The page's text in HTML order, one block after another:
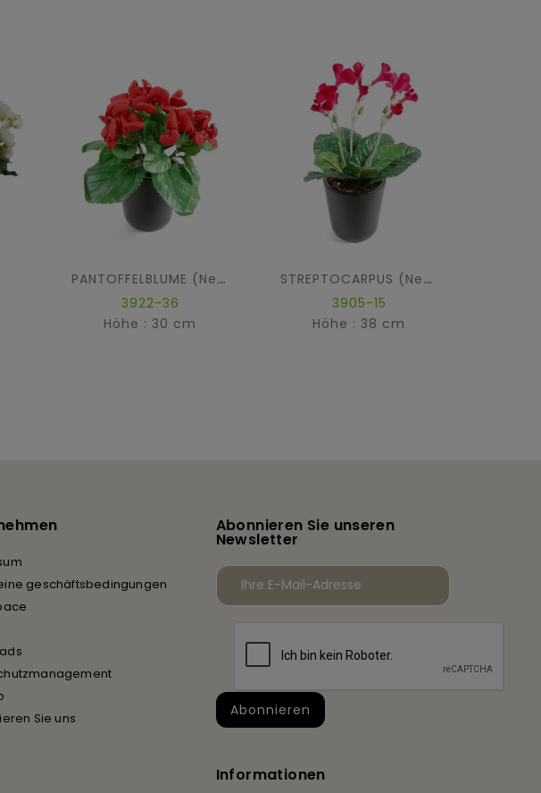
PANTOFFELBLUME (Netto-Aktionspreis)
3922-36
Höhe : 30 cm
STREPTOCARPUS (Netto-Aktionspreis)
3905-15
Höhe : 38 cm
geschäftsbedingungen
Sie uns
Abonnieren Sie unseren
Newsletter
Informationen